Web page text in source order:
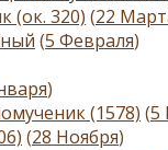
(ок. 320) (22
(5 Февраля)
)
(1578) (5
(28 Ноября)